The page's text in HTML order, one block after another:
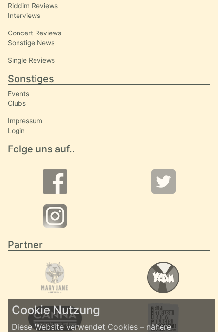
Riddim Reviews
Interviews
Concert Reviews
Sonstige News
Single Reviews
Sonstiges
Events
Clubs
Impressum
Login
Folge uns auf..
Partner
Cookie Nutzung
Diese Website verwendet Cookies – nähere